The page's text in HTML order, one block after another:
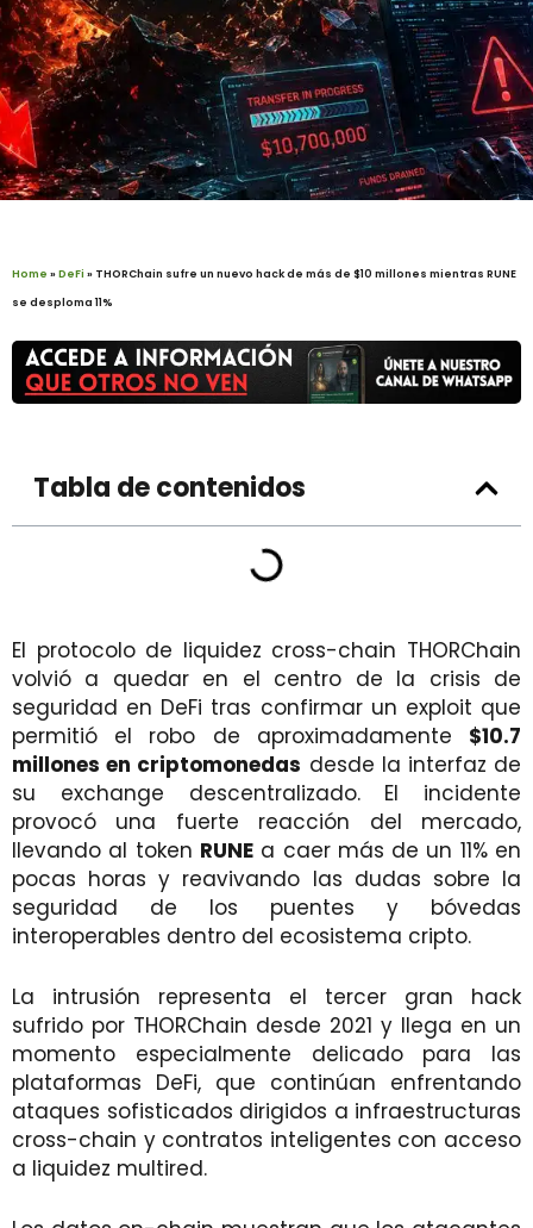
Home »DeFi » THORChain sufre un nuevo hack de más de $10 millones mientras RUNE
se desploma 11%
Tabla de contenidos
El protocolo de liquidez cross-chain THORChain
volvió a quedar en el centro de la crisis de
seguridad en DeFi tras confirmar un exploit que
permitió el robo de aproximadamente $10.7
millones en criptomonedas desde la interfaz de
su exchange descentralizado. El incidente
provocó una fuerte reacción del mercado,
llevando al token RUNEa caer más de un 11% en
pocas horas y reavivando las dudas sobre la
seguridad de los puentes y bóvedas
interoperables dentro del ecosistema cripto.
La intrusión representa el tercer gran hack
sufrido por THORChain desde 2021 y llega en un
momento especialmente delicado para las
plataformas DeFi, que continúan enfrentando
ataques sofisticados dirigidos a infraestructuras
cross-chain y contratos inteligentes con acceso
a liquidez multired.